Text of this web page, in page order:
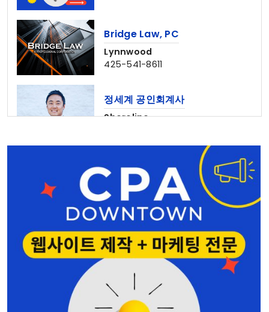
Bridge Law, PC
Lynnwood
425-541-8611
정세계 공인회계사
Shoreline
홍민주 부동산
Seattle • Bellevue
206-678-4148
양인옥 부동산
커머셜 • 비즈니스
425-829-7642
심상준 부동산